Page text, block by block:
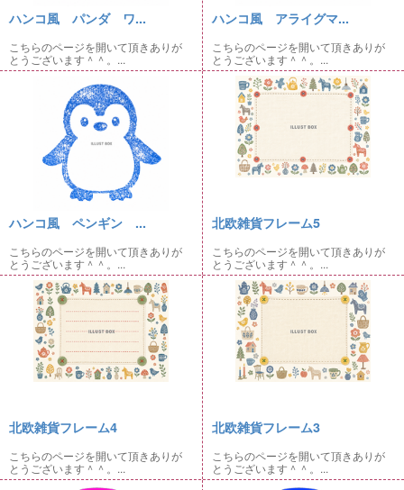
ハンコ風 パンダ ワ...
こちらのページを開いて頂きありが
とうございます＾＾。...
ハンコ風 アライグマ...
こちらのページを開いて頂きありが
とうございます＾＾。...
ハンコ風 ペンギン ...
こちらのページを開いて頂きありが
とうございます＾＾。...
北欧雑貨フレーム5
こちらのページを開いて頂きありが
とうございます＾＾。...
北欧雑貨フレーム4
こちらのページを開いて頂きありが
とうございます＾＾。...
北欧雑貨フレーム3
こちらのページを開いて頂きありが
とうございます＾＾。...